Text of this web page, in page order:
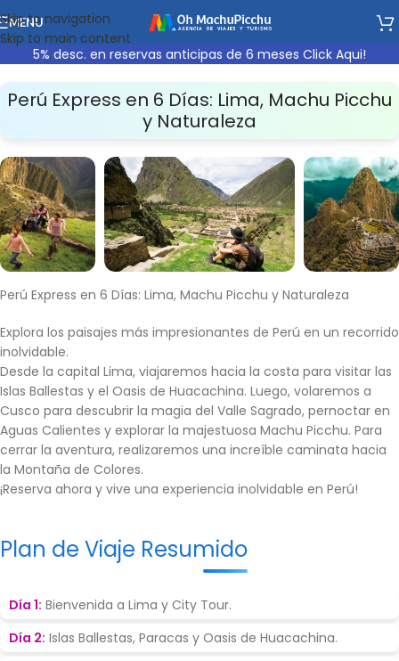
Skip to navigation
Skip to main content
MENU
5% desc. en reservas anticipas de 6 meses Click Aqui!
Perú Express en 6 Días: Lima, Machu Picchu
y Naturaleza
Perú Express en 6 Días: Lima, Machu Picchu y Naturaleza
Explora los paisajes más impresionantes de Perú en un recorrido
inolvidable.
Desde la capital Lima, viajaremos hacia la costa para visitar las
Islas Ballestas y el Oasis de Huacachina. Luego, volaremos a
Cusco para descubrir la magia del Valle Sagrado, pernoctar en
Aguas Calientes y explorar la majestuosa Machu Picchu. Para
cerrar la aventura, realizaremos una increíble caminata hacia
la Montaña de Colores.
¡Reserva ahora y vive una experiencia inolvidable en Perú!
Plan de Viaje Resumido
Día 1: Bienvenida a Lima y City Tour.
Día 2: Islas Ballestas, Paracas y Oasis de Huacachina.